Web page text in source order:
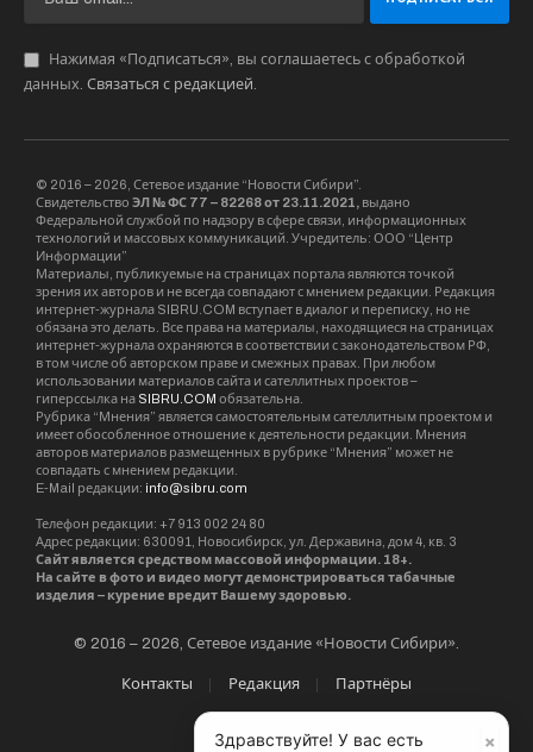
Нажимая «Подписаться», вы соглашаетесь с обработкой
данных. Связаться с редакцией.
© 2016 – 2026, Сетевое издание “Новости Сибири”.
Свидетельство ЭЛ № ФС 77 – 82268 от 23.11.2021, выдано
Федеральной службой по надзору в сфере связи, информационных
технологий и массовых коммуникаций. Учредитель: ООО “Центр
Информации”
Материалы, публикуемые на страницах портала являются точкой
зрения их авторов и не всегда совпадают с мнением редакции. Редакция
интернет-журнала SIBRU.COM вступает в диалог и переписку, но не
обязана это делать. Все права на материалы, находящиеся на страницах
интернет-журнала охраняются в соответствии с законодательством РФ,
в том числе об авторском праве и смежных правах. При любом
использовании материалов сайта и сателлитных проектов –
гиперссылка на SIBRU.COM обязательна.
Рубрика “Мнения” является самостоятельным сателлитным проектом и
имеет обособленное отношение к деятельности редакции. Мнения
авторов материалов размещенных в рубрике “Мнения” может не
совпадать с мнением редакции.
E-Mail редакции: info@sibru.com
Телефон редакции: +7 913 002 24 80
Адрес редакции: 630091, Новосибирск, ул. Державина, дом 4, кв. 3
Сайт является средством массовой информации. 18+.
На сайте в фото и видео могут демонстрироваться табачные
изделия – курение вредит Вашему здоровью.
© 2016 – 2026, Сетевое издание «Новости Сибири».
Контакты Редакция Партнёры
×
Здравствуйте! У вас есть